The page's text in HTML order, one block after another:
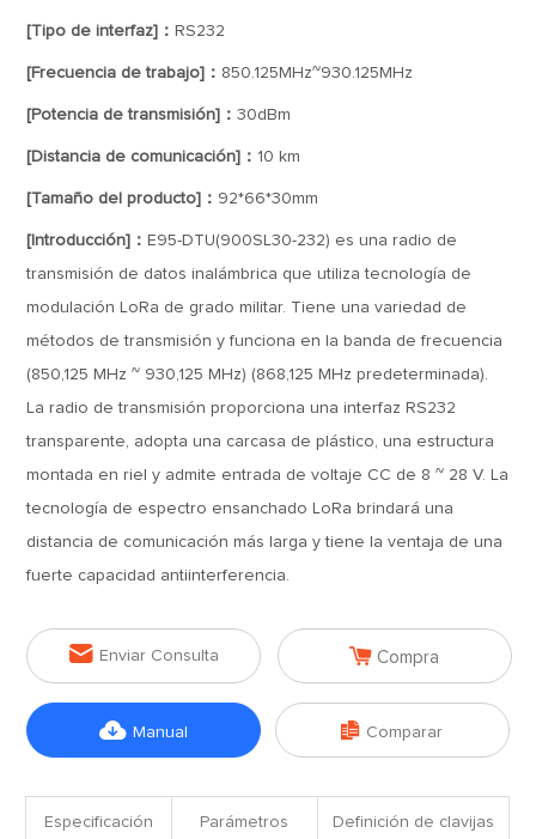
[Tipo de interfaz]： RS232
[Frecuencia de trabajo]： 850.125MHz~930.125MHz
[Potencia de transmisión]：30dBm
[Distancia de comunicación]： 10 km
[Tamaño del producto]： 92*66*30mm
[Introducción]： E95-DTU(900SL30-232) es una radio de
transmisión de datos inalámbrica que utiliza tecnología de
modulación LoRa de grado militar. Tiene una variedad de
métodos de transmisión y funciona en la banda de frecuencia
(850,125 MHz ~ 930,125 MHz) (868,125 MHz predeterminada).
La radio de transmisión proporciona una interfaz RS232
transparente, adopta una carcasa de plástico, una estructura
montada en riel y admite entrada de voltaje CC de 8 ~ 28 V. La
tecnología de espectro ensanchado LoRa brindará una
distancia de comunicación más larga y tiene la ventaja de una
fuerte capacidad antiinterferencia.
 Enviar Consulta  Compra
 Manual  Comparar
Especificación Parámetros Definición de clavijas